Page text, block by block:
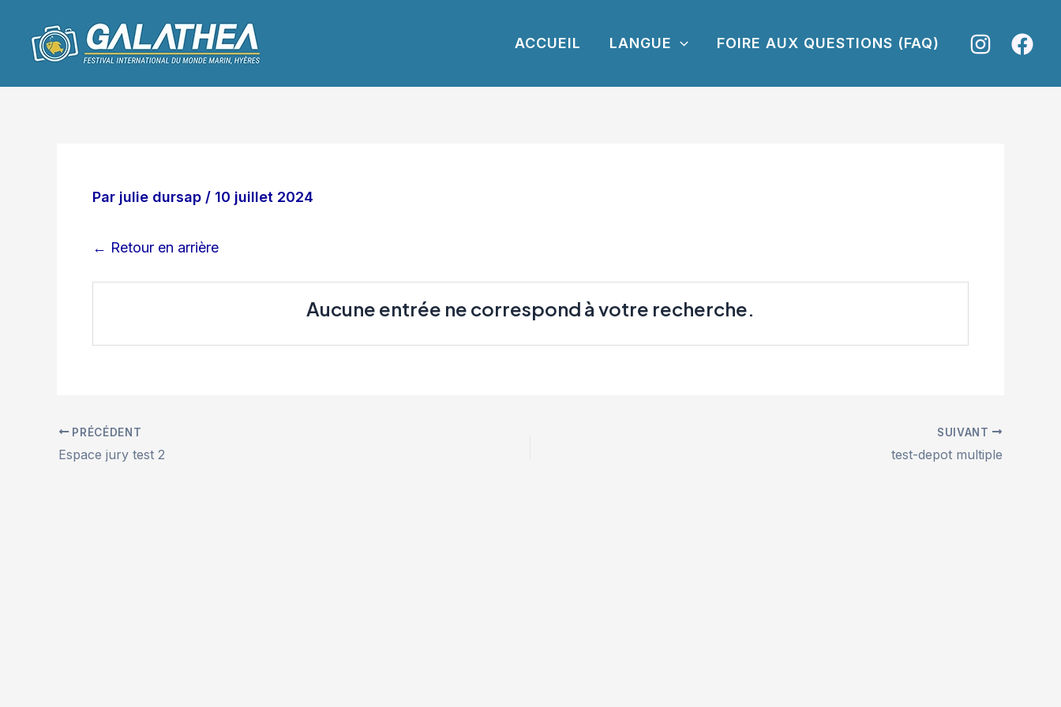
contenu
ACCUEIL LANGUE FOIRE AUX QUESTIONS (FAQ)
Par julie dursap / 10 juillet 2024
← Retour en arrière
Aucune entrée ne correspond à votre recherche.
des
articles
PRÉCÉDENT
Espace jury test 2
SUIVANT
test-depot multiple